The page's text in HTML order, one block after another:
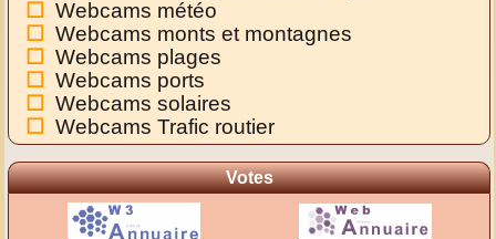
Webcams météo
Webcams monts et montagnes
Webcams plages
Webcams ports
Webcams solaires
Webcams Trafic routier
Votes